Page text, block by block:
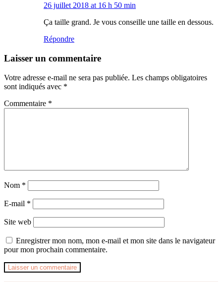
26 juillet 2018 at 16 h 50 min
Ça taille grand. Je vous conseille une taille en dessous.
Répondre
Laisser un commentaire
Votre adresse e-mail ne sera pas publiée. Les champs obligatoires
sont indiqués avec *
Commentaire *
Nom *
E-mail *
Site web
Enregistrer mon nom, mon e-mail et mon site dans le navigateur
pour mon prochain commentaire.